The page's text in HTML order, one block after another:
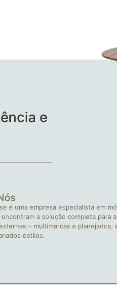
e
é uma empresa especialista em
a solução completa para
– multimarcas e
estilos.